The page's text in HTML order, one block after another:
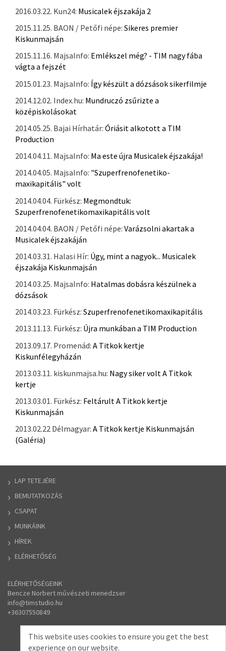
2016.03.22. Kun24: Musicalek éjszakája 2
2015.11.25. BAON / Petőfi népe: Sikeres premier
Kiskunmajsán
2015.11.16. MajsaInfo: Emlékszel még? - TIM nagy fába
vágta a fejszét
2015.01.23. MajsaInfo: Így készült a dózsások sikerfilmje
2014.12.02. Index.hu: Mundruczó zsűrizte a
középiskolásokat
2014.05.25. Bajai Hírhatár: Óriásit alkotott a TIM
Production
2014.04.11. MajsaInfo: Ma este újra Musicalek éjszakája!
2014.04.05. MajsaInfo: "Szuperfrenofenetiko-
maxikapitális" volt
2014.04.04. Fürkész: Megmondtuk:
Szuperfrenofenetikomaxikapitális volt
2014.04.04. BAON / Petőfi népe: Varázsolni akartak a
Musicalek éjszakáján
2014.03.31. Halasi Hír: Úgy, mint a nagyok... Musicalek
éjszakája Kiskunmajsán
2014.03.25. MajsaInfo: Hatalmas dobásra készülnek a
dózsások
2014.03.23. Fürkész: Szuperfrenofenetikomaxikapitális
2013.11.13. Fürkész: Újra munkában a TIM Production
2013.09.17. Promenád: A Titkok kertje
Kiskunfélegyházán
2013.03.11. kiskunmajsa.hu: Nagy siker volt A Titkok
kertje
2013.03.01. Fürkész: Feltárult A Titkok kertje
Kiskunmajsán
2013.02.22 Délmagyar: A Titkok kertje Kiskunmajsán
(Galéria)
LAP TETEJÉRE
BEMUTATKOZÁS
CSAPAT
MUNKÁINK
HÍREK
ELÉRHETŐSÉG
ELÉRHETŐSÉGEINK
Bencze Norbert művészeti menedzser
​info@timstudio.hu
​+36307550849
This website uses cookies to ensure you get the best
experience on our website.